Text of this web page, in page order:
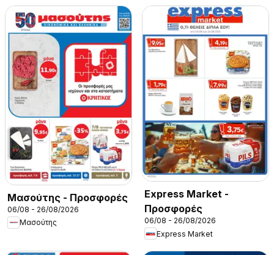
Μασούτης - Προσφορές
06/08 - 26/08/2026
Μασούτης
Express Market -
Προσφορές
06/08 - 26/08/2026
Express Market